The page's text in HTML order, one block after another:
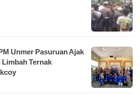
Unmer Pasuruan Ajak
Ternak